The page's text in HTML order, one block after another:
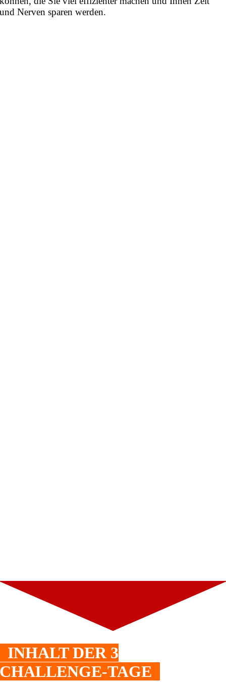
und Nerven sparen werden.
INHALT DER 3
CHALLENGE-TAGE